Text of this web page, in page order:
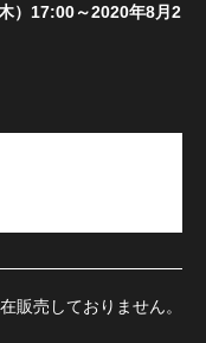
）17:00～2020年8月2
販売しておりません。